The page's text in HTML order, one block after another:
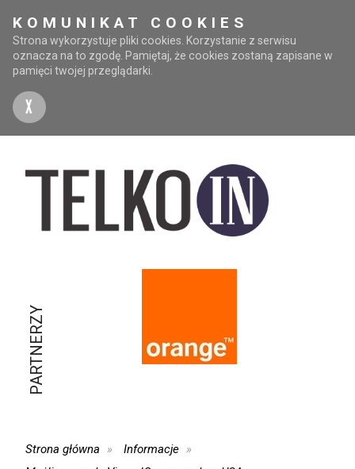
KOMUNIKAT COOKIES
Strona wykorzystuje pliki cookies. Korzystanie z serwisu
oznacza na to zgodę. Pamiętaj, że cookies zostaną zapisane w
pamięci twojej przeglądarki.
X
PARTNERZY
Strona główna
Informacje